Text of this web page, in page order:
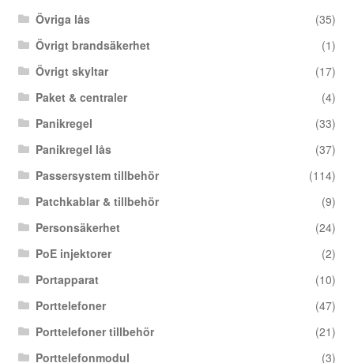
Övriga lås
(35)
Övrigt brandsäkerhet
(1)
Övrigt skyltar
(17)
Paket & centraler
(4)
Panikregel
(33)
Panikregel lås
(37)
Passersystem tillbehör
(114)
Patchkablar & tillbehör
(9)
Personsäkerhet
(24)
PoE injektorer
(2)
Portapparat
(10)
Porttelefoner
(47)
Porttelefoner tillbehör
(21)
Porttelefonmodul
(3)